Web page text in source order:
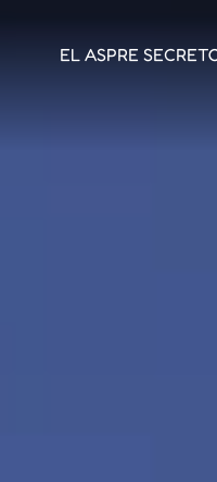
EL ASPRE